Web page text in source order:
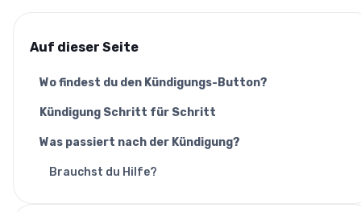
Auf dieser Seite
Wo findest du den Kündigungs-Button?
Kündigung Schritt für Schritt
Was passiert nach der Kündigung?
Brauchst du Hilfe?